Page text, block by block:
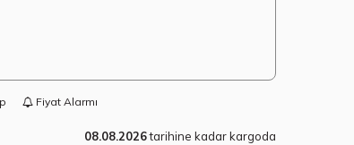
Fiyat Alarmı
08.08.2026tarihine kadar kargoda